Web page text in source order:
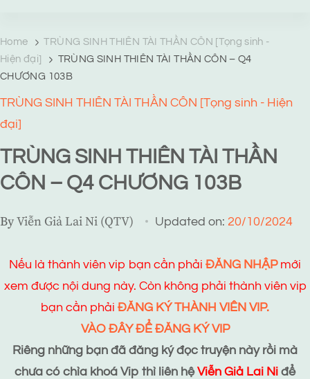
Home
TRÙNG SINH THIÊN TÀI THẦN CÔN [Tọng sinh -
Hiện đại]
TRÙNG SINH THIÊN TÀI THẦN CÔN – Q4
CHƯƠNG 103B
TRÙNG SINH THIÊN TÀI THẦN CÔN [Tọng sinh - Hiện
đại]
TRÙNG SINH THIÊN TÀI THẦN
CÔN – Q4 CHƯƠNG 103B
ByViễn Giả Lai Ni (QTV) Updated on: 20/10/2024
Nếu là thành viên vip bạn cần phải ĐĂNG NHẬPmới
xem được nội dung này. Còn không phải thành viên vip
bạn cần phải ĐĂNG KÝ THÀNH VIÊN VIP.
VÀO ĐÂY ĐỂ ĐĂNG KÝ VIP
Riêng những bạn đã đăng ký đọc truyện này rồi mà
chưa có chìa khoá Vip thì liên hệViễn Giả Lai Ni để